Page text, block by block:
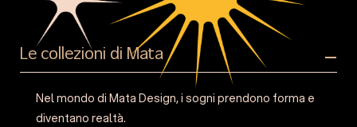
Le collezioni di Mata
Nel mondo di Mata Design, i sogni prendono forma e
diventano realtà.